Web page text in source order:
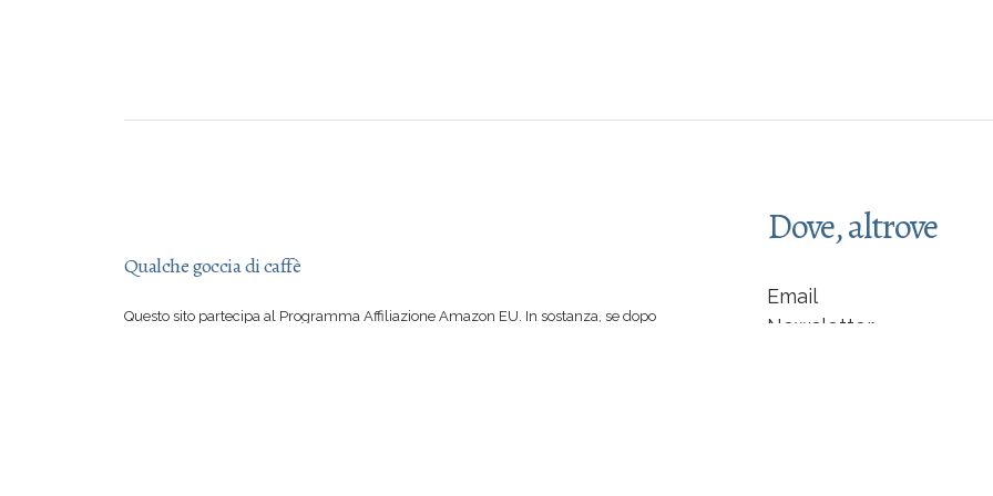
Qualche goccia di caffè
Questo sito partecipa al Programma Affiliazione Amazon EU. In sostanza, se dopo
Dove, altrove
Email
Newsletter